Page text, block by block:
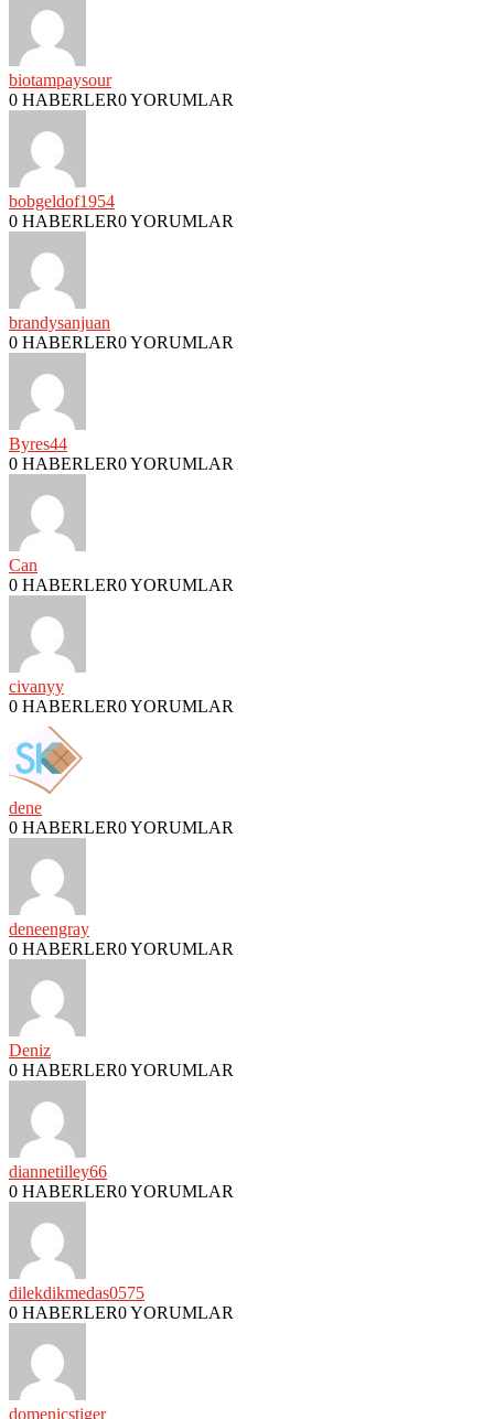
biotampaysour
0 HABERLER0 YORUMLAR
bobgeldof1954
0 HABERLER0 YORUMLAR
brandysanjuan
0 HABERLER0 YORUMLAR
Byres44
0 HABERLER0 YORUMLAR
Can
0 HABERLER0 YORUMLAR
civanyy
0 HABERLER0 YORUMLAR
dene
0 HABERLER0 YORUMLAR
deneengray
0 HABERLER0 YORUMLAR
Deniz
0 HABERLER0 YORUMLAR
diannetilley66
0 HABERLER0 YORUMLAR
dilekdikmedas0575
0 HABERLER0 YORUMLAR
domenicstiger